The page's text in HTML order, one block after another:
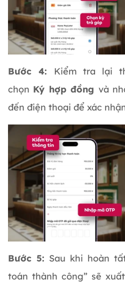
Bước 4: Kiểm tra lại
chọn Ký hợp đồng và
đến điện thoại để xác
Bước 5: Sau khi hoàn
toán thành công” sẽ